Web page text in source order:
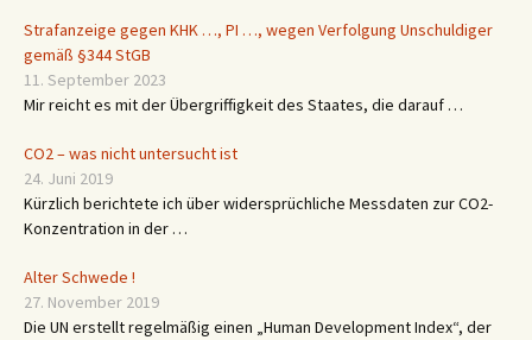
Strafanzeige gegen KHK …, PI …, wegen Verfolgung Unschuldiger
gemäß §344 StGB
11. September 2023
Mir reicht es mit der Übergriffigkeit des Staates, die darauf …
CO2 – was nicht untersucht ist
24. Juni 2019
Kürzlich berichtete ich über widersprüchliche Messdaten zur CO2-
Konzentration in der …
Alter Schwede !
27. November 2019
Die UN erstellt regelmäßig einen „Human Development Index“, der